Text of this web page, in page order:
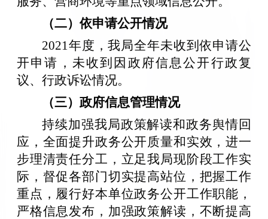
（二）依申请公开情况
2021年度，我局全年未收到依申请公
开申请，未收到因政府信息公开行政复
议、行政诉讼情况。
（三） 政府信息管理情况
持续加强我局政策解读和政务舆情回
应，全面提升政务公开质量和实效，进一
步理清责任分工，立足我局现阶段工作实
际，督促各部门切实提高站位，把握工作
重点，履行好本单位政务公开工作职能，
严格信息发布，加强政策解读，不断提高